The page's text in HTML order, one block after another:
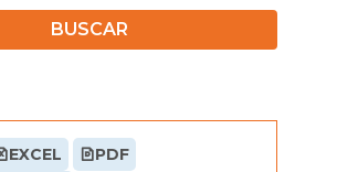
BUSCAR
EXCEL
PDF